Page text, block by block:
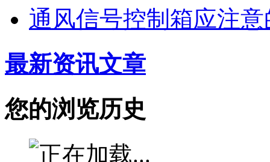
通风信号控制箱应注
最新资讯文章
您的浏览历史